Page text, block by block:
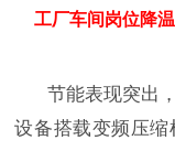
工厂车间岗位降
节能表现突出
设备搭载变频压